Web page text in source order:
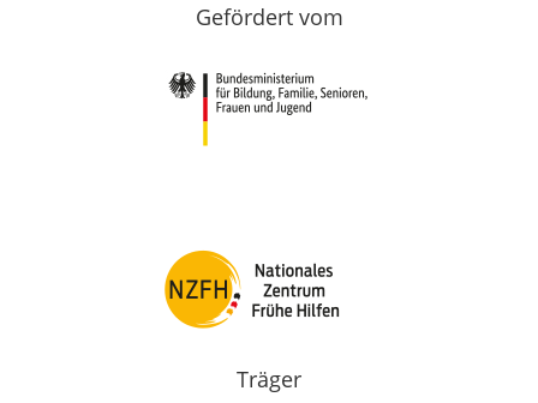
Gefördert vom
Träger